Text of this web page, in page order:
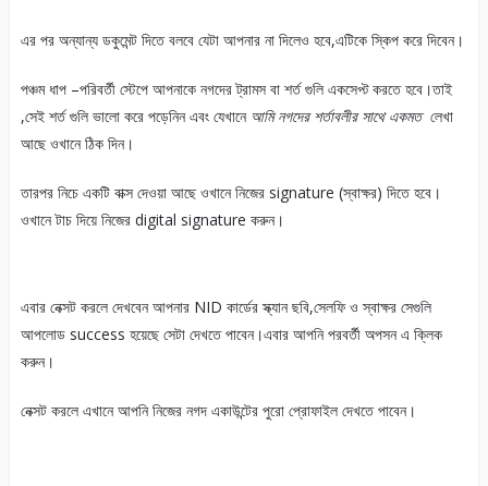
এর পর অন্যান্য ডকুমেন্ট দিতে বলবে যেটা আপনার না দিলেও হবে,এটিকে স্কিপ করে দিবেন।
পঞ্চম ধাপ –পরিবর্তী স্টেপে আপনাকে নগদের ট্রামস বা শর্ত গুলি একসেপ্ট করতে হবে।তাই
,সেই শর্ত গুলি ভালো করে পড়েনিন এবং যেখানে আমি নগদের শর্তাবলীর সাথে একমতলেখা
আছে ওখানে ঠিক দিন।
তারপর নিচে একটি বাক্স দেওয়া আছে ওখানে নিজের signature (স্বাক্ষর) দিতে হবে।
ওখানে টাচ দিয়ে নিজের digital signature করুন।
এবার নেক্সট করলে দেখবেন আপনার NID কার্ডের স্ক্যান ছবি,সেলফি ও স্বাক্ষর সেগুলি
আপলোড success হয়েছে সেটা দেখতে পাবেন।এবার আপনি পরবর্তী অপসন এ ক্লিক
করুন।
নেক্সট করলে এখানে আপনি নিজের নগদ একাউন্টের পুরো প্রোফাইল দেখতে পাবেন।